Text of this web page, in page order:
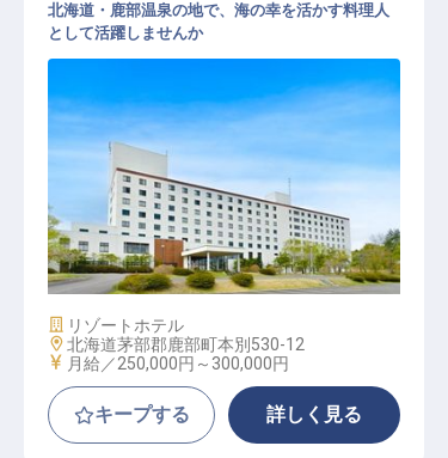
調理スタッフ｜月給27万円～30万円
／寮費2万円控除／北海道・温泉地
／急募
北海道・鹿部温泉の地で、海の幸を活かす料理人
として活躍しませんか
施設業態
リゾートホテル
勤務地
北海道茅部郡鹿部町本別530-12
給与
月給／250,000円～ 300,000円
キープする 詳しく見る